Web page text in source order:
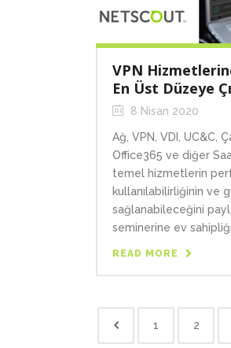
VPN
En Üst Düzeye
8 Nisan 2020
Ağ, VPN, VDI, UC&C,
Office365 ve diğer
temel hizmetlerin
kullanılabilirliğinin ve
sağlanabileceğini
seminerine ev sahipliği
READ MORE
1 2